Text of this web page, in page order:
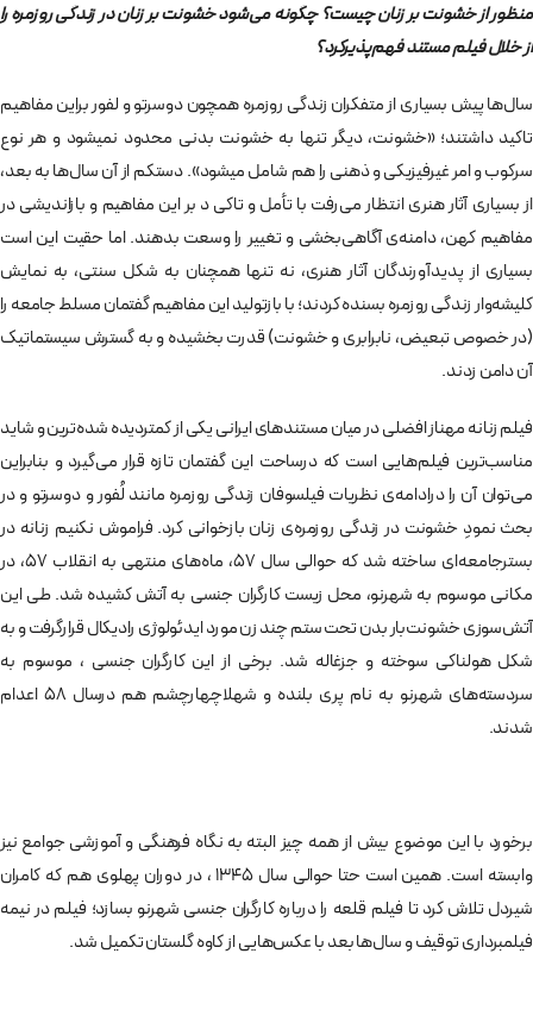
منظور از خشونت بر زنان چیست؟ چگونه می‌شود خشونت بر زنان در زندگی روزمره را
از خلال فیلم مستند فهم‌پذیرکرد؟
سال‌ها پیش بسیاری از متفکران زندگی روزمره همچون دوسرتو و لفور براین مفاهیم
تاکید داشتند؛ «خشونت، دیگر تنها به خشونت بدنی محدود نمیشود و هر نوع
سرکوب و امر غیرفیزیکی و ذهنی را هم شامل میشود». دستکم از آن سال‌ها به بعد،
از بسیاری آثار هنری انتظار می‌رفت با تأمل و تاکی د بر این مفاهیم و بازاندیشی در
مفاهیم کهن، دامنه‌ی آگاهی‌بخشی و تغییر را وسعت بدهند. اما حقیت این است
بسیاری از پدیدآورندگان آثار هنری، نه تنها همچنان به شکل سنتی، به نمایش
کلیشه‌وار زندگی روزمره بسنده کردند؛ با بازتولید این مفاهیم گفتمان مسلط جامعه را
(در خصوص تبعیض، نابرابری و خشونت) قدرت بخشیده و به گسترش سیستماتیک
آن دامن زدند.
فیلم زنانه مهناز افضلی در میان مستندهای ایرانی یکی از کمتردیده شده‌ترین و شاید
مناسب‌ترین فیلم‌هایی است که درساحت این گفتمان تازه قرار می‌گیرد و بنابراین
می‌توان آن را درادامه‌ی نظریات فیلسوفان زندگی روزمره مانند لُفور و دوسرتو و در
بحث نمودِ خشونت در زندگی روزمره‌ی زنان بازخوانی کرد. فراموش نکنیم زنانه در
بسترجامعه‌ای ساخته شد که حوالی سال 57، ماه‌های منتهی به انقلاب 57، در
مکانی موسوم به شهرنو، محل زیست کارگران جنسی به آتش کشیده شد. طی این
آتش‌سوزی خشونت‌بار بدن تحت ستم چند زن مورد ایدئولوژی رادیکال قرارگرفت و به
شکل هولناکی سوخته و جزغاله شد. برخی از این کارگران جنسی ، موسوم به
سردسته‌های شهرنو به نام پری بلنده و شهلاچهارچشم هم درسال 58 اعدام
شدند.
برخورد با این موضوع بیش از همه چیز البته به نگاه فرهنگی و آموزشی جوامع نیز
وابسته است. همین است حتا حوالی سال 1345 ، در دوران پهلوی هم که کامران
شیردل تلاش کرد تا فیلم قلعه را درباره‌ کارگران جنسی شهرنو بسازد؛ فیلم در نیمه
فیلمبرداری توقیف و سال‌ها بعد با عکس‌هایی از کاوه گلستان تکمیل شد.